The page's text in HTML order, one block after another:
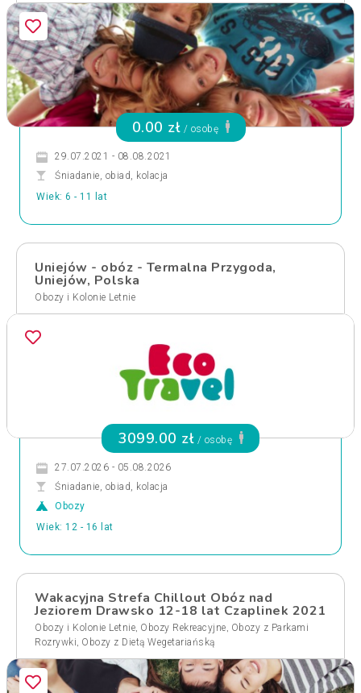
0.00 zł / osobę
29.07.2021 - 08.08.2021
Śniadanie, obiad, kolacja
Wiek: 6 - 11 lat
Uniejów - obóz - Termalna Przygoda,
Uniejów, Polska
Obozy i Kolonie Letnie
3099.00 zł / osobę
27.07.2026 - 05.08.2026
Śniadanie, obiad, kolacja
Obozy
Wiek: 12 - 16 lat
Wakacyjna Strefa Chillout Obóz nad
Jeziorem Drawsko 12-18 lat Czaplinek 2021
Obozy i Kolonie Letnie, Obozy Rekreacyjne, Obozy z Parkami
Rozrywki, Obozy z Dietą Wegetariańską